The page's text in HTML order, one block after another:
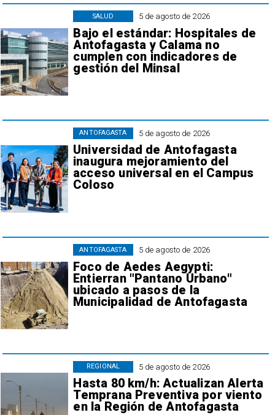
5 de agosto de 2026
Bajo el estándar: Hospitales de
Antofagasta y Calama no
cumplen con indicadores de
gestión del Minsal
SALUD
5 de agosto de 2026
Universidad de Antofagasta
inaugura mejoramiento del
acceso universal en el Campus
Coloso
ANTOFAGASTA
5 de agosto de 2026
Foco de Aedes Aegypti:
Entierran "Pantano Urbano"
ubicado a pasos de la
Municipalidad de Antofagasta
ANTOFAGASTA
5 de agosto de 2026
Hasta 80 km/h: Actualizan Alerta
Temprana Preventiva por viento
en la Región de Antofagasta
REGIONAL